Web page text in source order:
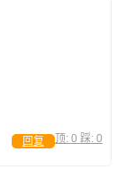
顶: 0 踩: 0
回复